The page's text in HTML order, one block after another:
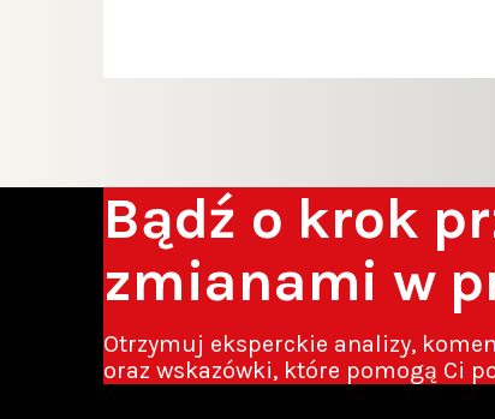
Bądź o krok
zmianami w
Otrzymuj eksperckie analizy,
oraz wskazówki, które pomogą Ci